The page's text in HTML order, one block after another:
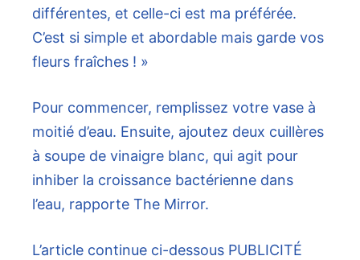
différentes, et celle-ci est ma préférée.
C’est si simple et abordable mais garde vos
fleurs fraîches ! »
Pour commencer, remplissez votre vase à
moitié d’eau. Ensuite, ajoutez deux cuillères
à soupe de vinaigre blanc, qui agit pour
inhiber la croissance bactérienne dans
l’eau, rapporte The Mirror.
L’article continue ci-dessous PUBLICITÉ